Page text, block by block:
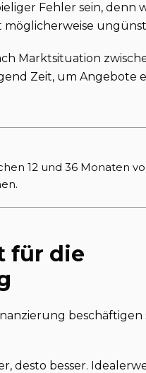
Fehler sein, denn
Marktsituation
Zeit, um Angebote
12 und 36 Monaten
für die
desto besser.